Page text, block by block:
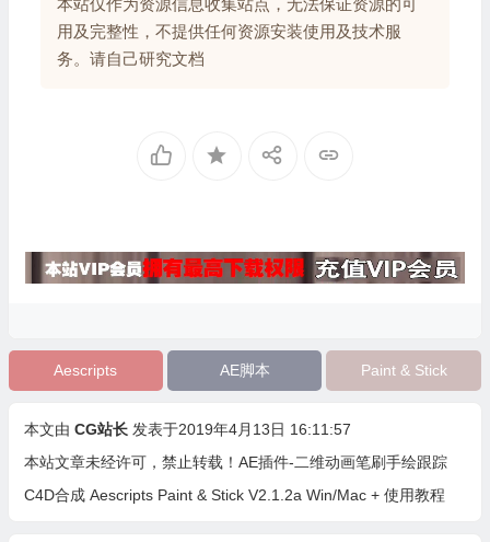
本站仅作为资源信息收集站点，无法保证资源的可
用及完整性，不提供任何资源安装使用及技术服
务。请自己研究文档
Aescripts AE脚本 Paint & Stick
本文由 CG站长 发表于2019年4月13日 16:11:57
本站文章未经许可，禁止转载！ AE插件-二维动画笔刷手绘跟踪
C4D合成 Aescripts Paint & Stick V2.1.2a Win/Mac + 使用教程